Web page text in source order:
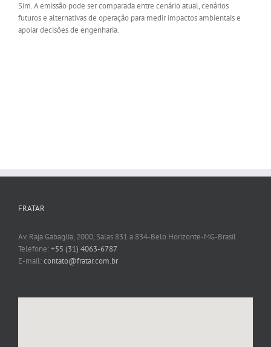
Sim. A emissão pode ser comparada entre cenário atual, cenários
futuros e alternativas de operação para medir impactos ambientais e
apoiar decisões de engenharia.
FRATAR
Av. Raja Gabaglia, 2000, Salas 831 a 834-Belo Horizonte-MG-Brasil
Telefone:+55 (31) 4063-6787
E-mail:contato@fratar.com.br